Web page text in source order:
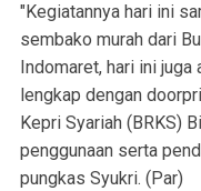
"Kegiatannya hari ini
sembako murah dari
Indomaret, hari ini
lengkap dengan
Kepri Syariah (BRKS)
penggunaan serta
pungkas Syukri. (Par)